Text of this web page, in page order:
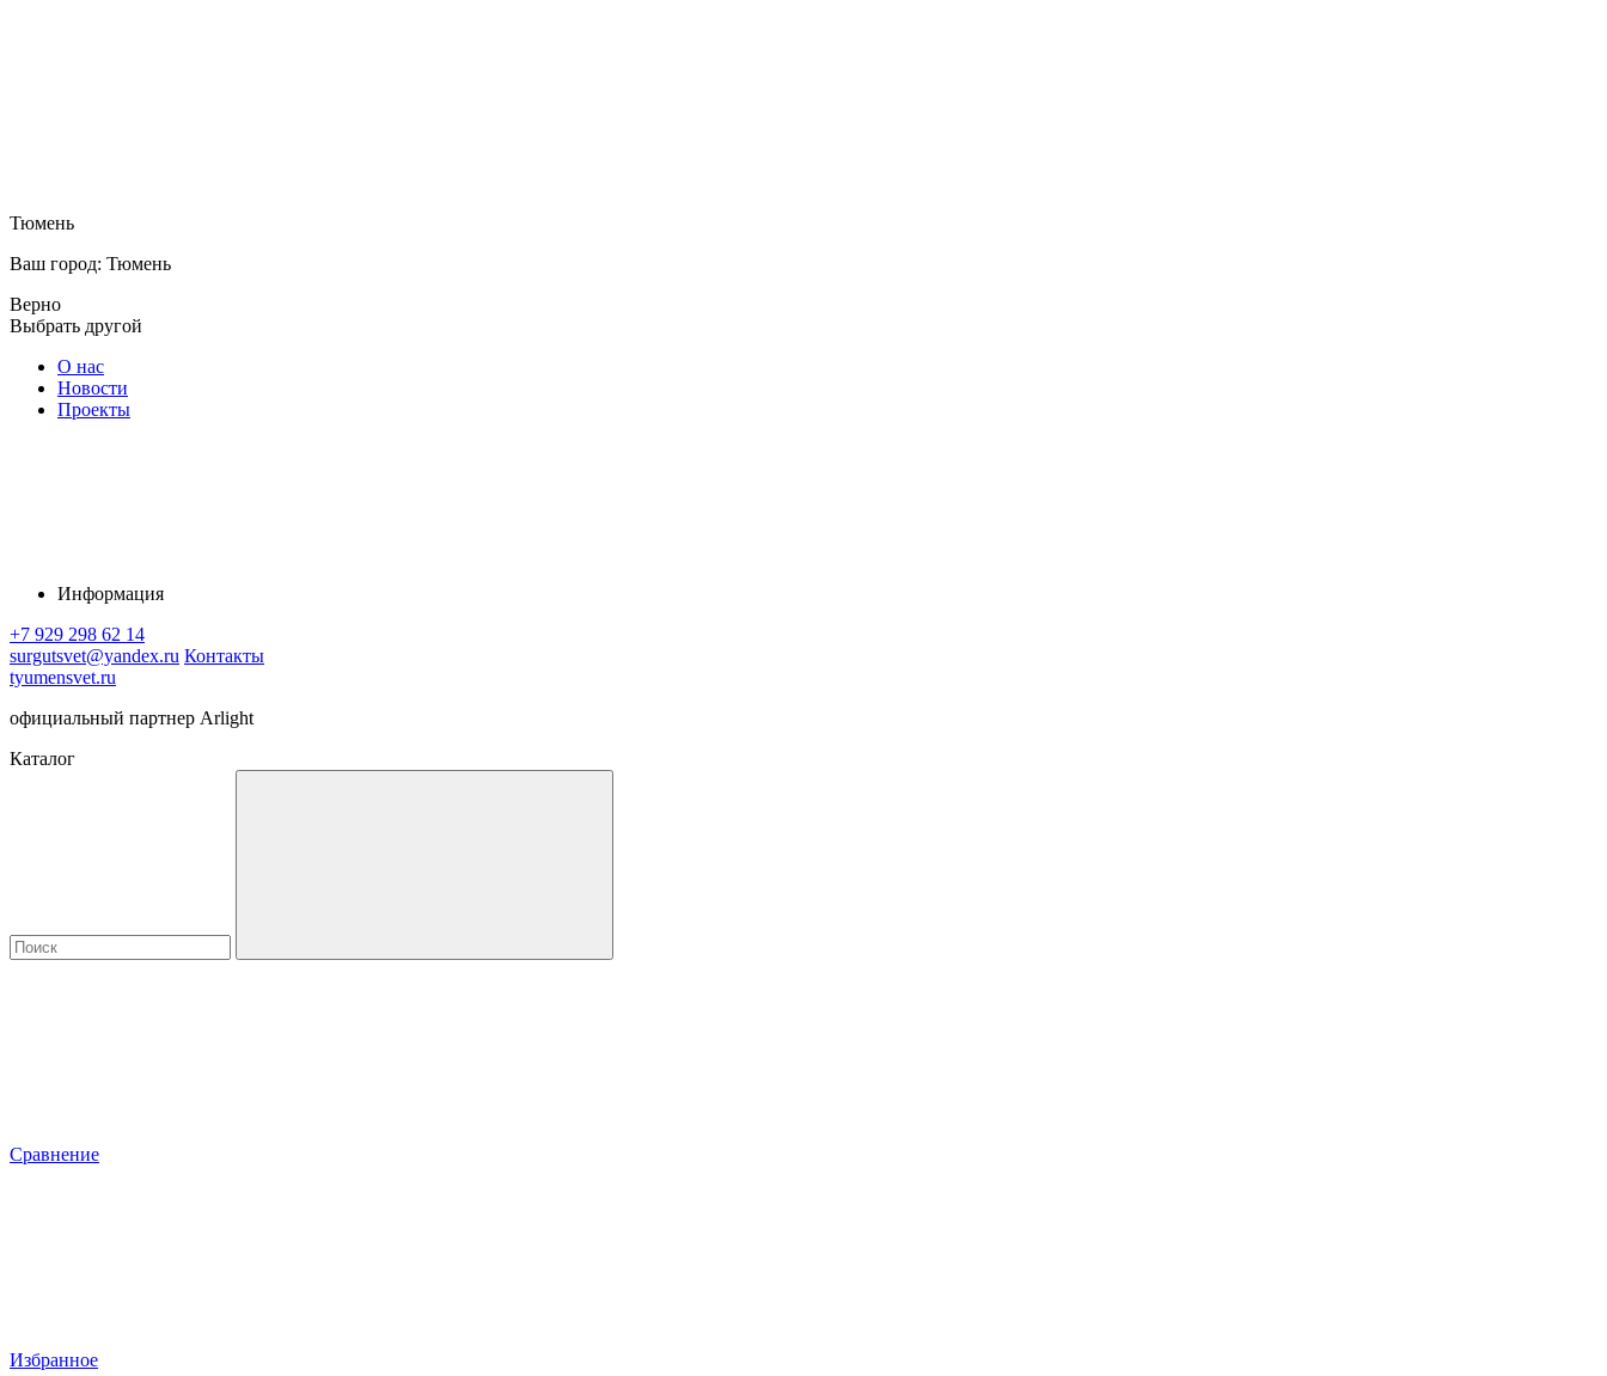
Тюмень
Ваш город: Тюмень
Верно
Выбрать другой
О нас
Новости
Проекты
Информация
+7 929 298 62 14
surgutsvet@yandex.ru Контакты
tyumensvet.ru
официальный партнер Arlight
Каталог
Сравнение
Избранное